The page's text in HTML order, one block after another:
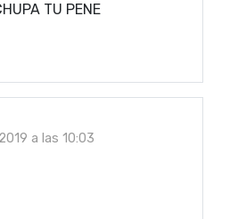
TU PENE
a las 10:03